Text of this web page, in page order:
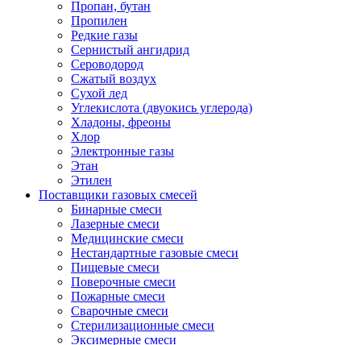
Пропан, бутан
Пропилен
Редкие газы
Сернистый ангидрид
Сероводород
Сжатый воздух
Сухой лед
Углекислота (двуокись углерода)
Хладоны, фреоны
Хлор
Электронные газы
Этан
Этилен
Поставщики газовых смесей
Бинарные смеси
Лазерные смеси
Медицинские смеси
Нестандартные газовые смеси
Пищевые смеси
Поверочные смеси
Пожарные смеси
Сварочные смеси
Стерилизационные смеси
Эксимерные смеси